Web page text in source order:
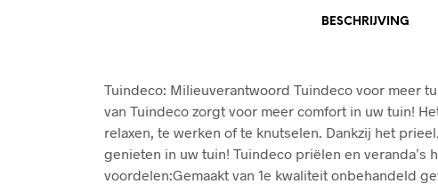
BESCHRIJVING
Tuindeco: Milieuverantwoord Tuindeco voor meer
van Tuindeco zorgt voor meer comfort in uw tuin!
relaxen, te werken of te knutselen. Dankzij het
genieten in uw tuin! Tuindeco priëlen en veranda’s
voordelen:Gemaakt van 1e kwaliteit onbehandeld